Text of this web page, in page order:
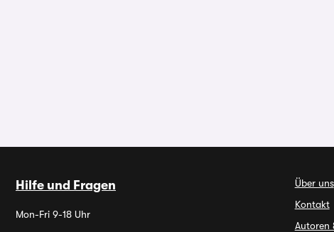
Hilfe und Fragen
Mon-Fri 9-18 Uhr
Über uns
Kontakt
Autoren